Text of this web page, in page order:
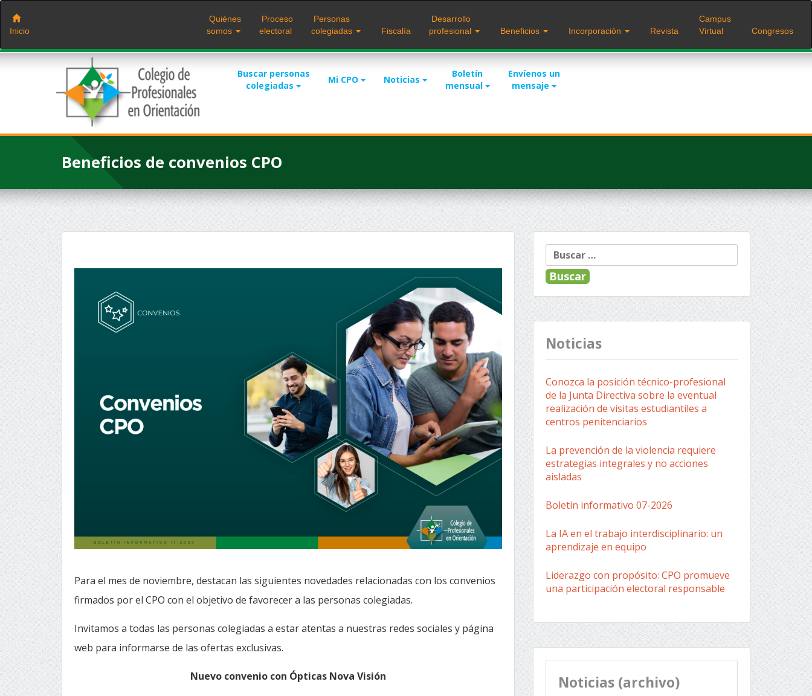
Saltar
contenido
Inicio
Quiénes
somos
Proceso
electoral
Personas
colegiadas
Fiscalía
Desarrollo
profesional
Beneficios Incorporación Revista
Campus
Virtual
Congresos
Buscar personas
colegiadas
Mi CPO Noticias
Boletín
mensual
Envíenos un
mensaje
Beneficios de convenios CPO
Para el mes de noviembre, destacan las siguientes novedades relacionadas con los convenios
firmados por el CPO con el objetivo de favorecer a las personas colegiadas.
Invitamos a todas las personas colegiadas a estar atentas a nuestras redes sociales y página
web para informarse de las ofertas exclusivas.
Nuevo convenio con Ópticas Nova Visión
Buscar:
Noticias
Conozca la posición técnico-profesional
de la Junta Directiva sobre la eventual
realización de visitas estudiantiles a
centros penitenciarios
La prevención de la violencia requiere
estrategias integrales y no acciones
aisladas
Boletín informativo 07-2026
La IA en el trabajo interdisciplinario: un
aprendizaje en equipo
Liderazgo con propósito: CPO promueve
una participación electoral responsable
Noticias (archivo)